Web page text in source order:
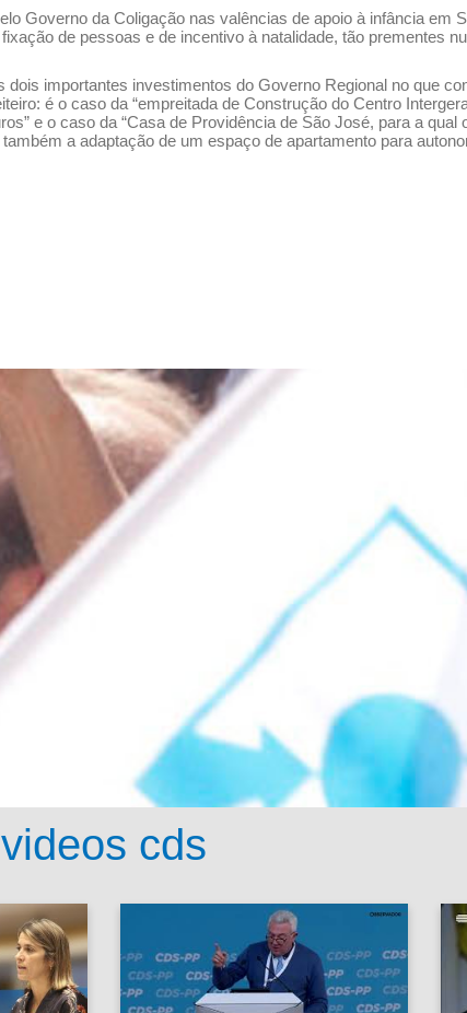
Governo da Coligação nas valências de apoio à infância em
de pessoas e de incentivo à natalidade, tão prementes
importantes investimentos do Governo Regional no que
é o caso da “empreitada de Construção do Centro
e o caso da “Casa de Providência de São José, para a
a adaptação de um espaço de apartamento para
videos cds